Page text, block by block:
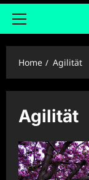
Primary
Home Agilität
Agilität